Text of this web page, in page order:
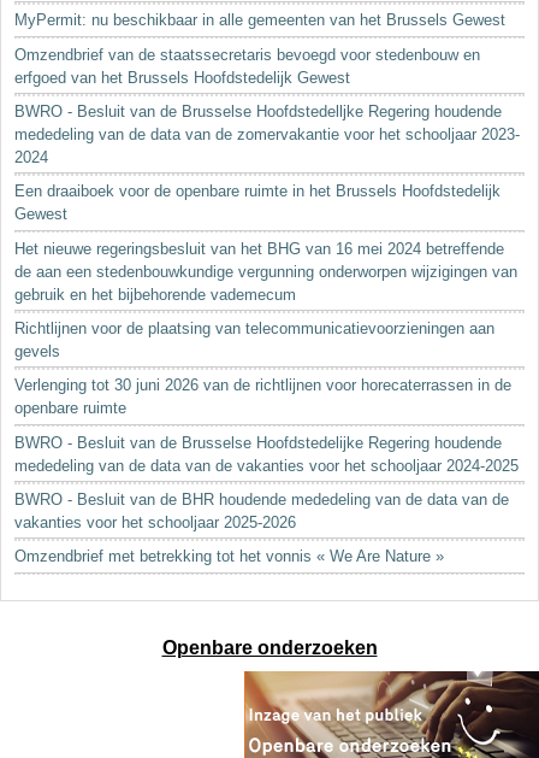
MyPermit: nu beschikbaar in alle gemeenten van het Brussels Gewest
Omzendbrief van de staatssecretaris bevoegd voor stedenbouw en
erfgoed van het Brussels Hoofdstedelijk Gewest
BWRO - Besluit van de Brusselse Hoofdstedelljke Regering houdende
mededeling van de data van de zomervakantie voor het schooljaar 2023-
2024
Een draaiboek voor de openbare ruimte in het Brussels Hoofdstedelijk
Gewest
Het nieuwe regeringsbesluit van het BHG van 16 mei 2024 betreffende
de aan een stedenbouwkundige vergunning onderworpen wijzigingen van
gebruik en het bijbehorende vademecum
Richtlijnen voor de plaatsing van telecommunicatievoorzieningen aan
gevels
Verlenging tot 30 juni 2026 van de richtlijnen voor horecaterrassen in de
openbare ruimte
BWRO - Besluit van de Brusselse Hoofdstedelijke Regering houdende
mededeling van de data van de vakanties voor het schooljaar 2024-2025
BWRO - Besluit van de BHR houdende mededeling van de data van de
vakanties voor het schooljaar 2025-2026
Omzendbrief met betrekking tot het vonnis « We Are Nature »
Openbare onderzoeken